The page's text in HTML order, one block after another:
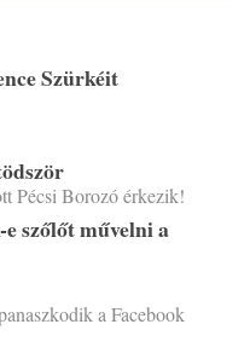
Szürkéit
Pécsi Borozó érkezik!
szőlőt művelni a
a Facebook